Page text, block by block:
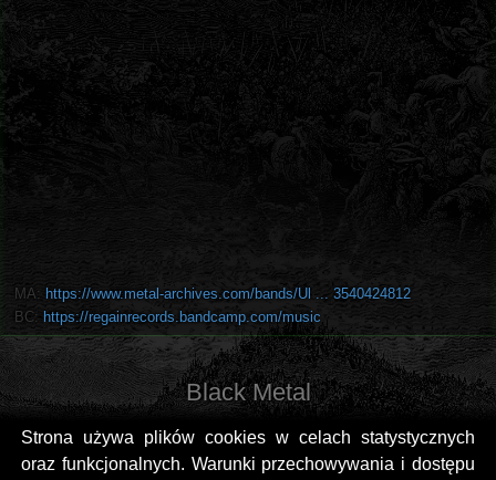
Strona używa plików cookies w celach statystycznych
oraz funkcjonalnych. Warunki przechowywania i dostępu
MA: https://www.metal-archives.com/bands/Ul ... 3540424812
BC: https://regainrecords.bandcamp.com/music
Black Metal